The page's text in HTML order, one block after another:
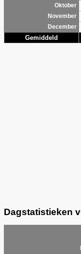
Oktober
November
December
Gemiddeld
Dagstatistieken